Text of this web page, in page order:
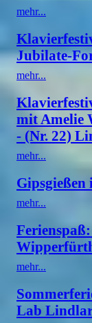
mehr...
Jubilate-
mehr...
mit Amelie
- (Nr. 22)
mehr...
mehr...
mehr...
Lab